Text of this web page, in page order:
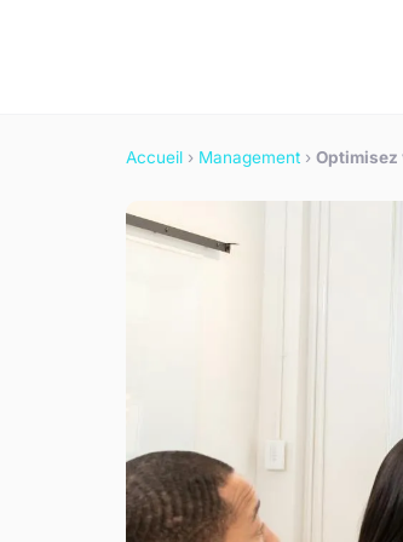
Accueil › Management › Optimisez